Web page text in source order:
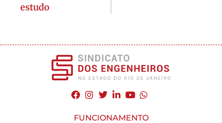
estudo
FUNCIONAMENTO